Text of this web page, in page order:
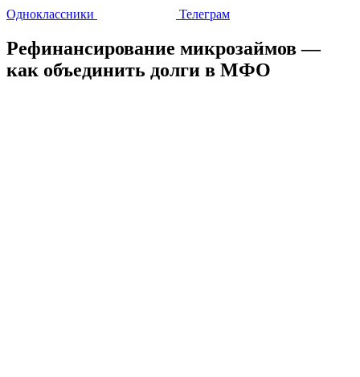
Одноклассники Телеграм
Рефинансирование микрозаймов —
как объединить долги в МФО